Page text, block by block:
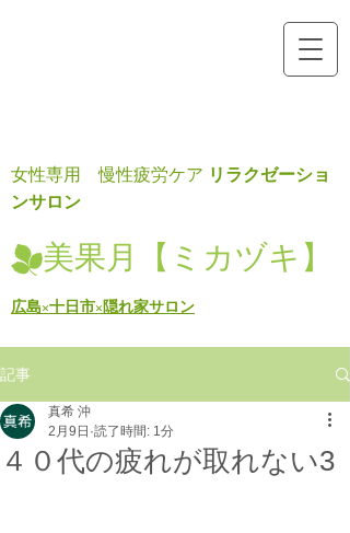
女性専用 慢性疲労ケア リラクゼーショ
ンサロン
美果月【ミカヅキ】
広島×十日市×隠れ家サロン
記事
４０代の疲れが取れない3
真希 沖
2月9日 読了時間: 1分